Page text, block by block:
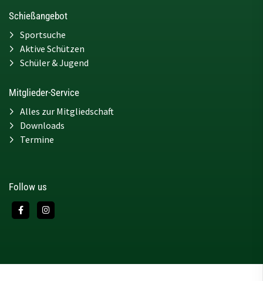
Schießangebot
Sportsuche
Aktive Schützen
Schüler & Jugend
Mitglieder-Service
Alles zur Mitgliedschaft
Downloads
Termine
Follow us